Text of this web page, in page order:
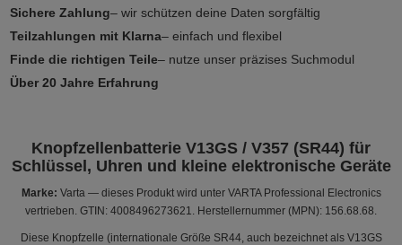
Sichere Zahlung– wir schützen deine Daten sorgfältig
Teilzahlungen mit Klarna– einfach und flexibel
Finde die richtigen Teile– nutze unser präzises Suchmodul
Über 20 Jahre Erfahrung
Knopfzellenbatterie V13GS / V357 (SR44) für
Schlüssel, Uhren und kleine elektronische Geräte
Marke: Varta — dieses Produkt wird unter VARTA Professional Electronics
vertrieben. GTIN: 4008496273621. Herstellernummer (MPN): 156.68.68.
Diese Knopfzelle (internationale Größe SR44, auch bezeichnet als V13GS